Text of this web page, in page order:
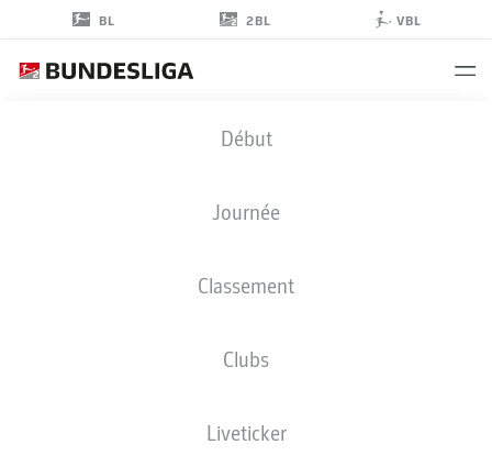
BL 2BL VBL
Début
Journée
Classement
Clubs
Liveticker